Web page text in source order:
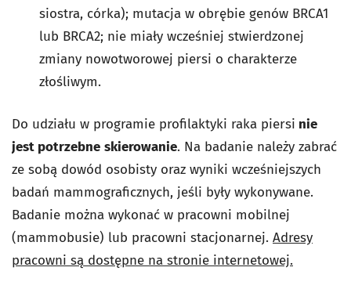
siostra, córka); mutacja w obrębie genów BRCA1
lub BRCA2; nie miały wcześniej stwierdzonej
zmiany nowotworowej piersi o charakterze
złośliwym.
Do udziału w programie profilaktyki raka piersi nie
jest potrzebne skierowanie. Na badanie należy zabrać
ze sobą dowód osobisty oraz wyniki wcześniejszych
badań mammograficznych, jeśli były wykonywane.
Badanie można wykonać w pracowni mobilnej
(mammobusie) lub pracowni stacjonarnej. Adresy
pracowni są dostępne na stronie internetowej.